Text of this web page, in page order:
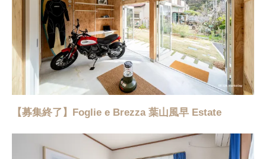
【募集終了】Foglie e Brezza 葉山風早 Estate